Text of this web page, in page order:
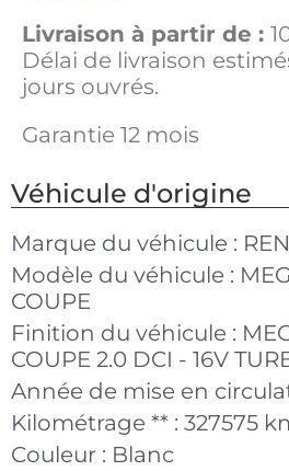
Livraison à partir de :
Délai de livraison
jours ouvrés.
Garantie 12 mois
Véhicule d'origine
Marque du véhicule :
Modèle du véhicule :
COUPE
Finition du véhicule :
COUPE 2.0 DCI - 16V
Année de mise en
Kilométrage ** : 327575
Couleur : Blanc